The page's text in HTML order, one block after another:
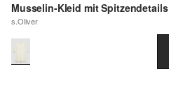
Musselin-Kleid mit Spitzendetails
s.Oliver